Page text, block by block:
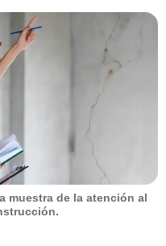
muestra de la atención al